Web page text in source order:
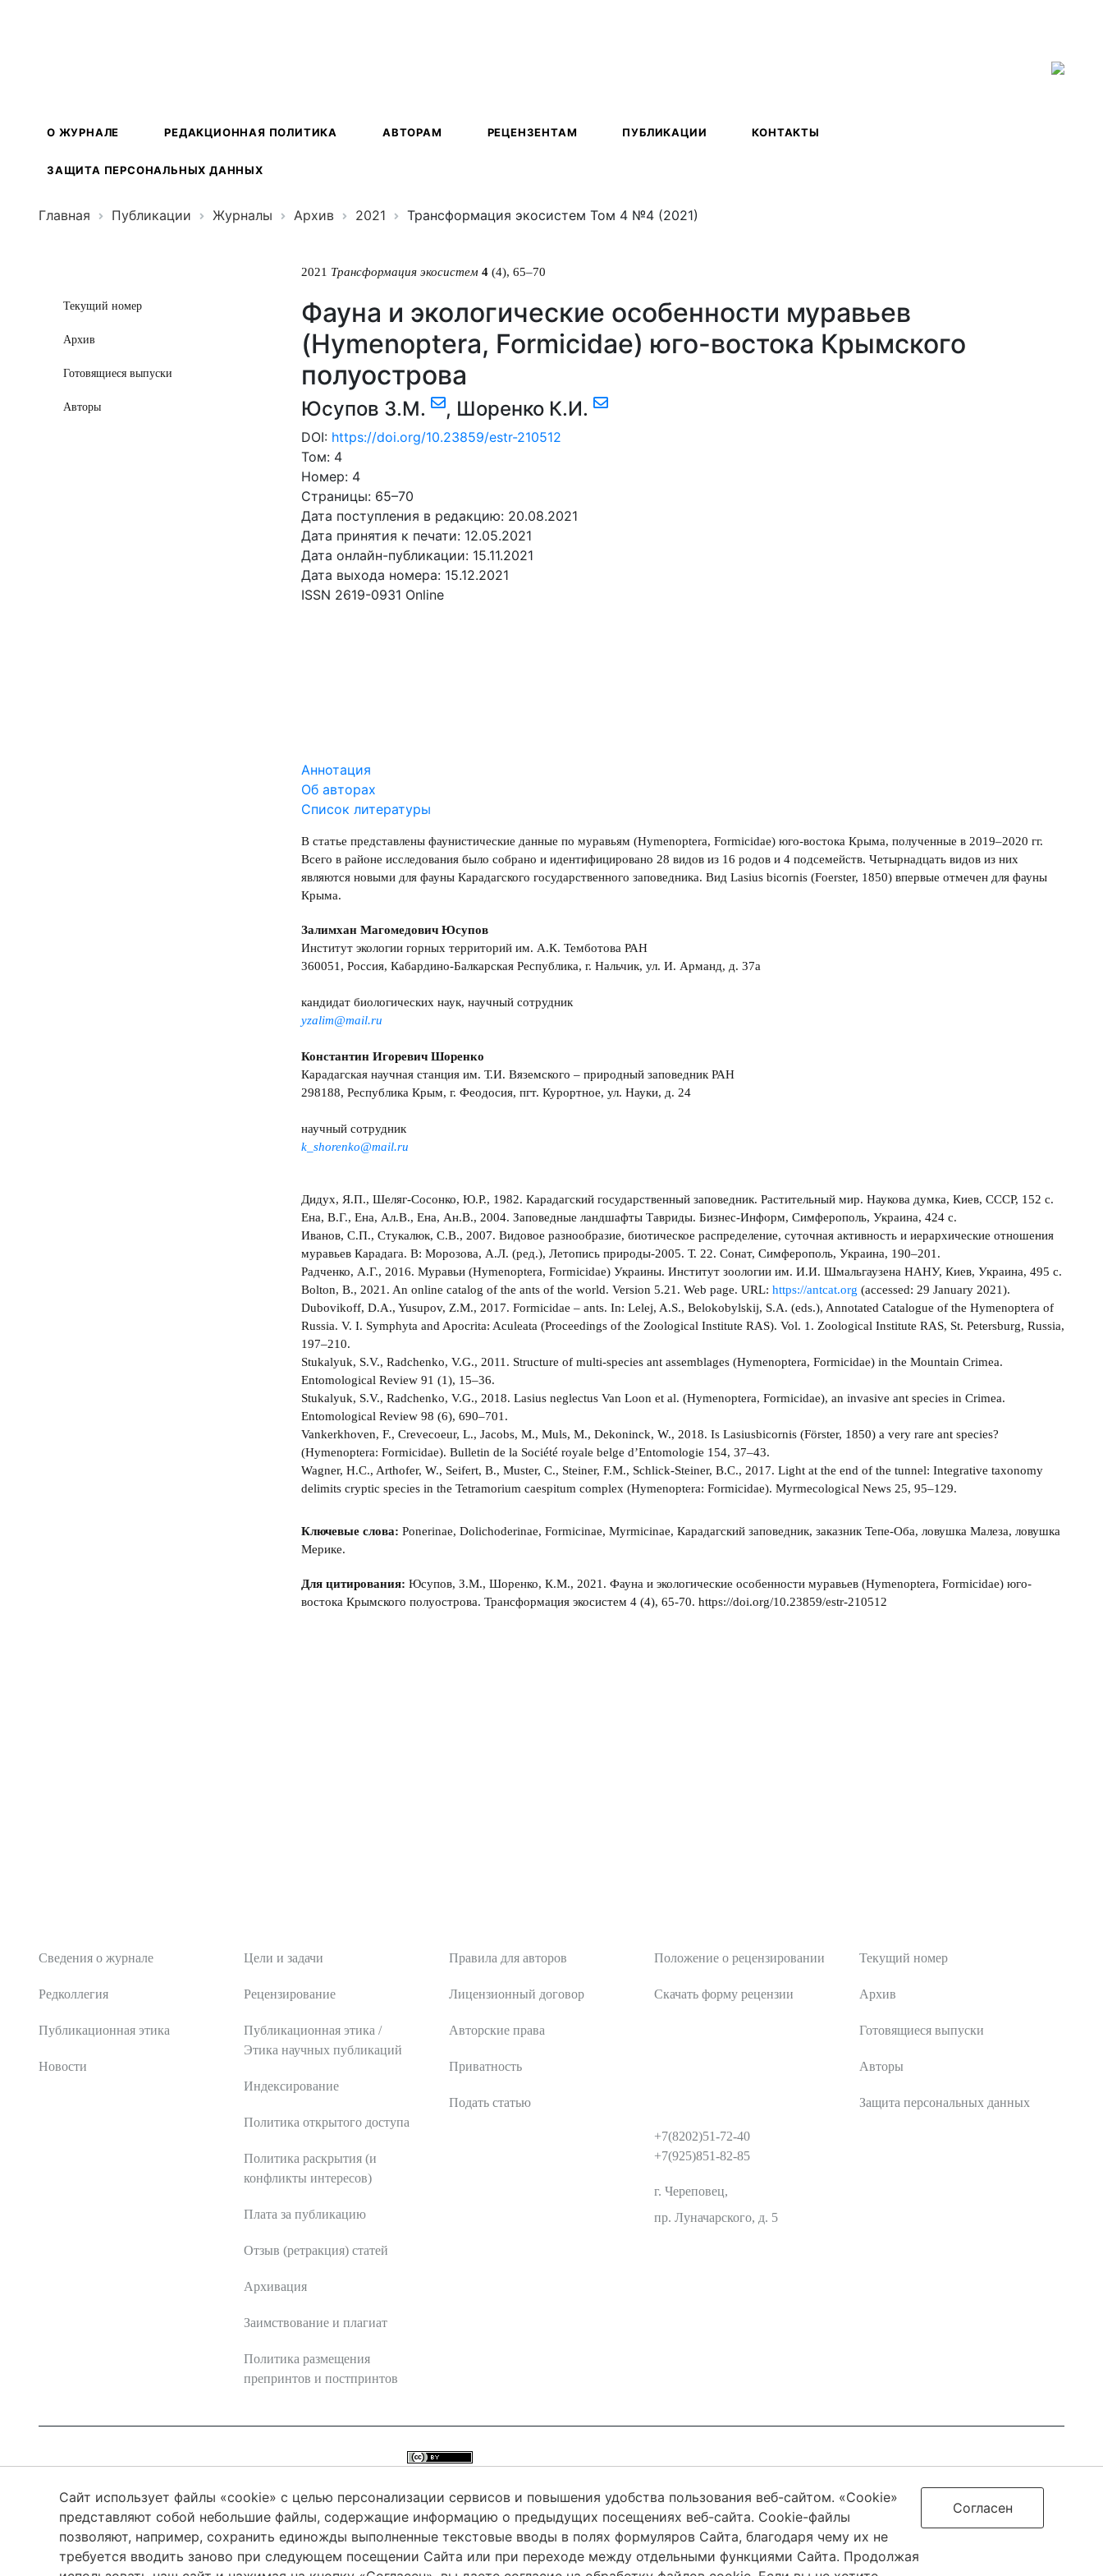
О ЖУРНАЛЕ РЕДАКЦИОННАЯ ПОЛИТИКА АВТОРАМ РЕЦЕНЗЕНТАМ ПУБЛИКАЦИИ КОНТАКТЫ
ЗАЩИТА ПЕРСОНАЛЬНЫХ ДАННЫХ
Главная Публикации Журналы Архив 2021 Трансформация экосистем Том 4 №4 (2021)
Текущий номер
Архив
Готовящиеся выпуски
Авторы
2021 Трансформация экосистем 4 (4), 65–70
Фауна и экологические особенности муравьев
(Hymenoptera, Formicidae) юго-востока Крымского
полуострова
Юсупов З.М. , Шоренко К.И.
DOI: https://doi.org/10.23859/estr-210512
Том: 4
Номер: 4
Страницы: 65–70
Дата поступления в редакцию: 20.08.2021
Дата принятия к печати: 12.05.2021
Дата онлайн-публикации: 15.11.2021
Дата выхода номера: 15.12.2021
ISSN 2619-0931 Online
Аннотация
Об авторах
Список литературы
В статье представлены фаунистические данные по муравьям (Hymenoptera, Formicidae) юго-востока Крыма, полученные в 2019–2020 гг.
Всего в районе исследования было собрано и идентифицировано 28 видов из 16 родов и 4 подсемейств. Четырнадцать видов из них
являются новыми для фауны Карадагского государственного заповедника. Вид Lasius bicornis (Foerster, 1850) впервые отмечен для фауны
Крыма.
Залимхан Магомедович Юсупов
Институт экологии горных территорий им. А.К. Темботова РАН
360051, Россия, Кабардино-Балкарская Республика, г. Нальчик, ул. И. Арманд, д. 37a
кандидат биологических наук, научный сотрудник
yzalim@mail.ru
Константин Игоревич Шоренко
Карадагская научная станция им. Т.И. Вяземского – природный заповедник РАН
298188, Республика Крым, г. Феодосия, пгт. Курортное, ул. Науки, д. 24
научный сотрудник
k_shorenko@mail.ru
Дидух, Я.П., Шеляг-Сосонко, Ю.Р., 1982. Карадагский государственный заповедник. Растительный мир. Наукова думка, Киев, СССР, 152 с.
Ена, В.Г., Ена, Ал.В., Ена, Ан.В., 2004. Заповедные ландшафты Тавриды. Бизнес-Информ, Симферополь, Украина, 424 с.
Иванов, С.П., Стукалюк, С.В., 2007. Видовое разнообразие, биотическое распределение, суточная активность и иерархические отношения
муравьев Карадага. В: Морозова, А.Л. (ред.), Летопись природы-2005. Т. 22. Сонат, Симферополь, Украина, 190–201.
Радченко, А.Г., 2016. Муравьи (Hymenoptera, Formicidae) Украины. Институт зоологии им. И.И. Шмальгаузена НАНУ, Киев, Украина, 495 с.
Bolton, B., 2021. An online catalog of the ants of the world. Version 5.21. Web page. URL: https://antcat.org (accessed: 29 January 2021).
Dubovikoff, D.A., Yusupov, Z.M., 2017. Formicidae – ants. In: Lelej, A.S., Belokobylskij, S.A. (eds.), Annotated Catalogue of the Hymenoptera of
Russia. V. I. Symphyta and Apocrita: Aculeata (Proceedings of the Zoological Institute RAS). Vol. 1. Zoological Institute RAS, St. Petersburg, Russia,
197–210.
Stukalyuk, S.V., Radchenko, V.G., 2011. Structure of multi-species ant assemblages (Hymenoptera, Formicidae) in the Mountain Crimea.
Entomological Review 91 (1), 15–36.
Stukalyuk, S.V., Radchenko, V.G., 2018. Lasius neglectus Van Loon et al. (Hymenoptera, Formicidae), an invasive ant species in Crimea.
Entomological Review 98 (6), 690–701.
Vankerkhoven, F., Crevecoeur, L., Jacobs, M., Muls, M., Dekoninck, W., 2018. Is Lasiusbicornis (Förster, 1850) a very rare ant species?
(Hymenoptera: Formicidae). Bulletin de la Société royale belge d’Entomologie 154, 37–43.
Wagner, H.C., Arthofer, W., Seifert, B., Muster, C., Steiner, F.M., Schlick-Steiner, B.C., 2017. Light at the end of the tunnel: Integrative taxonomy
delimits cryptic species in the Tetramorium caespitum complex (Hymenoptera: Formicidae). Myrmecological News 25, 95–129.
Ключевые слова: Ponerinae, Dolichoderinae, Formicinae, Myrmicinae, Карадагский заповедник, заказник Тепе-Оба, ловушка Малеза, ловушка
Мерике.
Для цитирования: Юсупов, З.М., Шоренко, К.М., 2021. Фауна и экологические особенности муравьев (Hymenoptera, Formicidae) юго-
востока Крымского полуострова. Трансформация экосистем 4 (4), 65-70. https://doi.org/10.23859/estr-210512
Сведения о журнале
Редколлегия
Публикационная этика
Новости
Цели и задачи
Рецензирование
Публикационная этика /
Этика научных публикаций
Индексирование
Политика открытого доступа
Политика раскрытия (и
конфликты интересов)
Плата за публикацию
Отзыв (ретракция) статей
Архивация
Заимствование и плагиат
Политика размещения
препринтов и постпринтов
Правила для авторов
Лицензионный договор
Авторские права
Приватность
Подать статью
Положение о рецензировании
Скачать форму рецензии
Текущий номер
Архив
Готовящиеся выпуски
Авторы
+7(8202)51-72-40
+7(925)851-82-85
г. Череповец,
пр. Луначарского, д. 5
Защита персональных данных
Сетевое издание «Трансформация экосистем» / «Ecosystem transformation» зарегистрировано Федеральной службой по надзору в сфере связи, информационных технологий и массовых коммуникаций
(Роскомнадзор) 21 марта 2023 г. Регистрационный номер ЭЛ № ФС 77-84977.
Сайт использует файлы «cookie» с целью персонализации сервисов и повышения удобства пользования веб-сайтом. «Cookie»
представляют собой небольшие файлы, содержащие информацию о предыдущих посещениях веб-сайта. Cookie-файлы
позволяют, например, сохранить единожды выполненные текстовые вводы в полях формуляров Сайта, благодаря чему их не
требуется вводить заново при следующем посещении Сайта или при переходе между отдельными функциями Сайта. Продолжая
Согласен